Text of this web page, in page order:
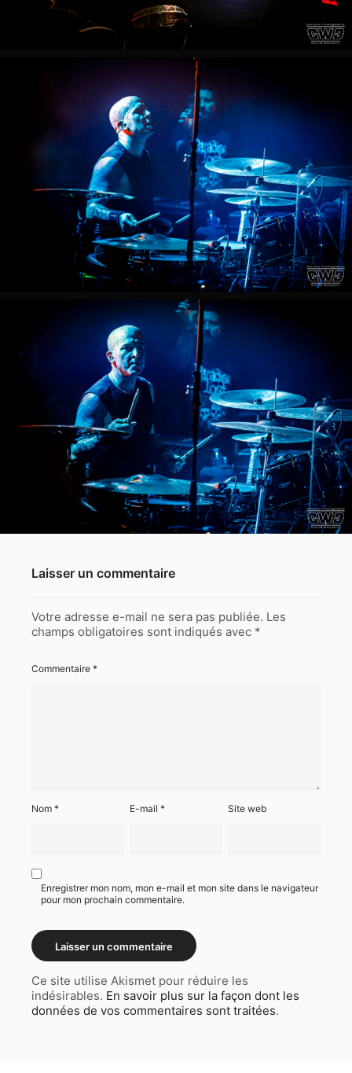
Laisser un commentaire
Votre adresse e-mail ne sera pas publiée. Les
champs obligatoires sont indiqués avec *
Commentaire *
Nom * E-mail* Site web
Enregistrer mon nom, mon e-mail et mon site dans le navigateur
pour mon prochain commentaire.
Ce site utilise Akismet pour réduire les
indésirables. En savoir plus sur la façon dont les
données de vos commentaires sont traitées.